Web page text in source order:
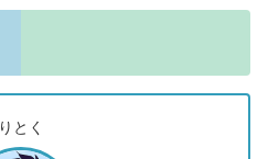
りとく